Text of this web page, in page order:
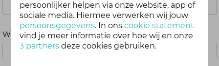
Wachtwoord
persoonlijker helpen via onze website, app of
sociale media. Hiermee verwerken wij jouw
persoonsgegevens. In onscookie statement
vind je meer informatie over hoe wij en onze
3 partners deze cookies gebruiken.